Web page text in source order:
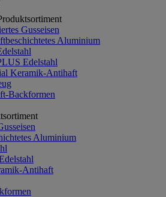
Gusseisen
Aluminium
Edelstahl
Keramik-Antihaft
Backformen
Aluminium
Antihaft